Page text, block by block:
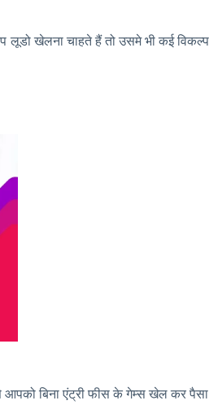
लूडो खेलना चाहते हैं तो उसमे भी कई
बिना एंट्री फीस के गेम्स खेल कर पैसा